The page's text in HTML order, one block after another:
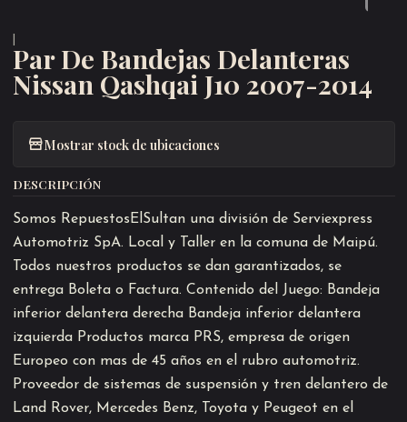
Par De Bandejas Delanteras
Nissan Qashqai J10 2007-2014
Mostrar stock de ubicaciones
DESCRIPCIÓN
Somos RepuestosElSultan una división de Serviexpress
Automotriz SpA. Local y Taller en la comuna de Maipú.
Todos nuestros productos se dan garantizados, se
entrega Boleta o Factura. Contenido del Juego: Bandeja
inferior delantera derecha Bandeja inferior delantera
izquierda Productos marca PRS, empresa de origen
Europeo con mas de 45 años en el rubro automotriz.
Proveedor de sistemas de suspensión y tren delantero de
Land Rover, Mercedes Benz, Toyota y Peugeot en el